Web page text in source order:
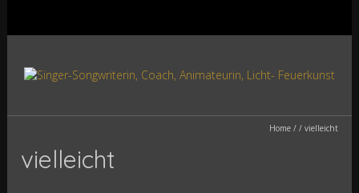
Home/ / vielleicht
vielleicht